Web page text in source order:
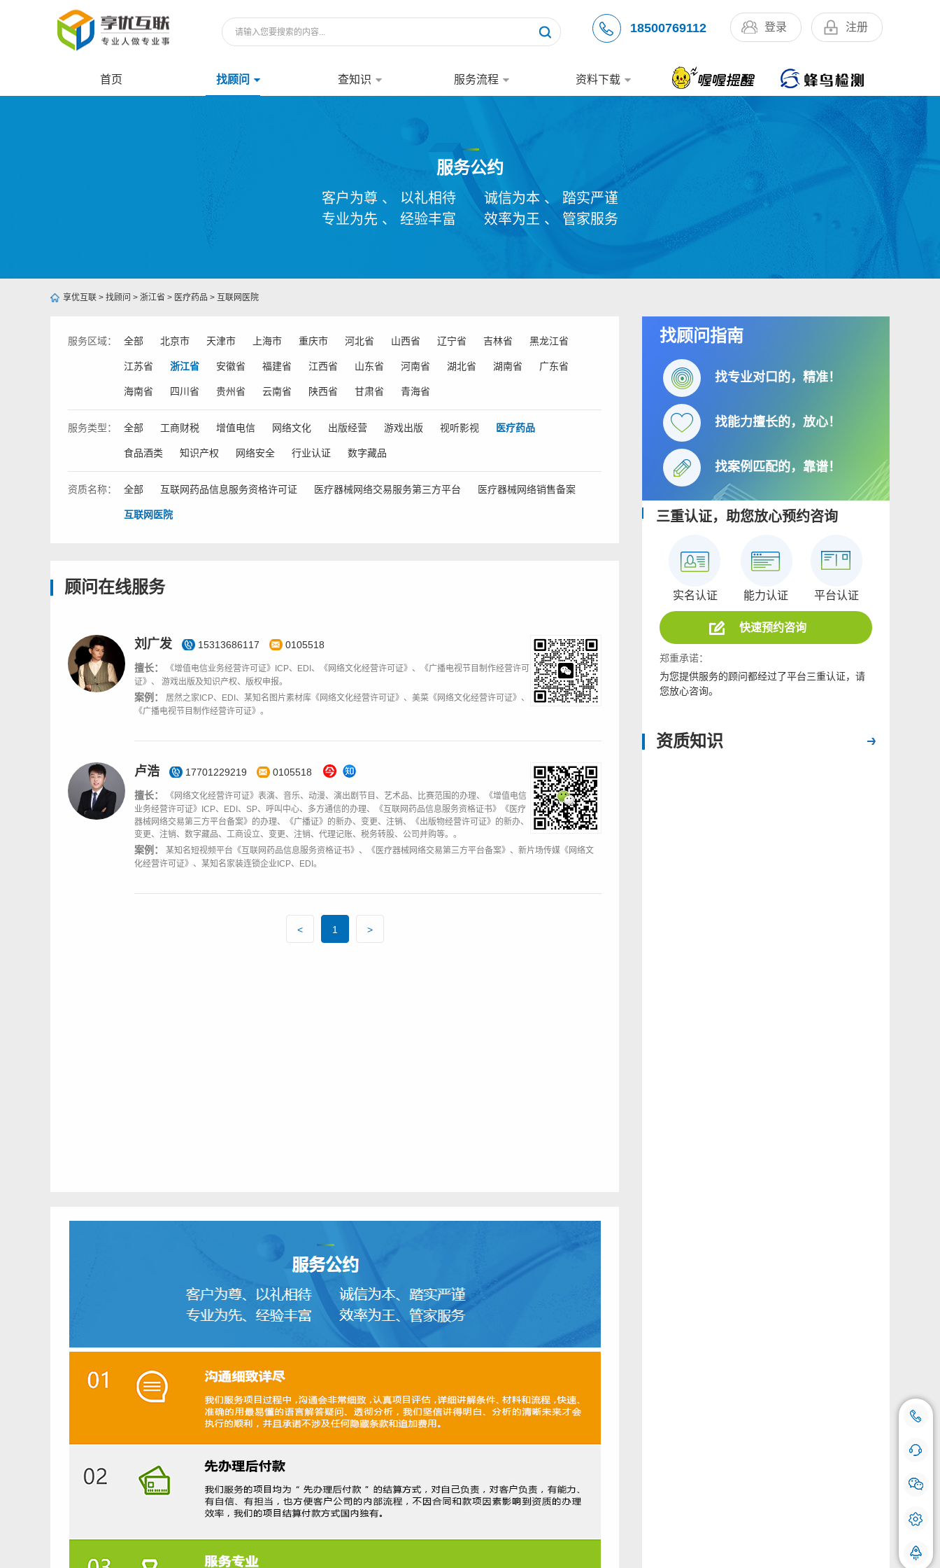
18500769112 登录 注册
首页 找顾问 查知识 服务流程 资料下载
服务公约
客户为尊 、 以礼相待
诚信为本 、 踏实严谨
专业为先 、 经验丰富
效率为王 、 管家服务
享优互联 > 找顾问 > 浙江省 > 医疗药品 > 互联网医院
服务区域： 全部 北京市 天津市 上海市 重庆市 河北省 山西省 辽宁省 吉林省 黑龙江省
江苏省 浙江省 安徽省 福建省 江西省 山东省 河南省 湖北省 湖南省 广东省
海南省 四川省 贵州省 云南省 陕西省 甘肃省 青海省
服务类型： 全部 工商财税 增值电信 网络文化 出版经营 游戏出版 视听影视 医疗药品
食品酒类 知识产权 网络安全 行业认证 数字藏品
资质名称： 全部 互联网药品信息服务资格许可证 医疗器械网络交易服务第三方平台 医疗器械网络销售备案
互联网医院
顾问在线服务
刘广发 15313686117 0105518
擅长：
《增值电信业务经营许可证》ICP、EDI、《网络文化经营许可证》、《广播电视节目制作经营许可
证》、 游戏出版及知识产权、版权申报。
案例：
居然之家ICP、EDI、某知名图片素材库《网络文化经营许可证》、美菜《网络文化经营许可证》、
《广播电视节目制作经营许可证》。
卢浩 17701229219 0105518
擅长：
《网络文化经营许可证》表演、音乐、动漫、演出剧节目、艺术品、比赛范围的办理、《增值电信
业务经营许可证》ICP、EDI、SP、呼叫中心、多方通信的办理、《互联网药品信息服务资格证书》《医疗
器械网络交易第三方平台备案》的办理、《广播证》的新办、变更、注销、《出版物经营许可证》的新办、
变更、注销、数字藏品、工商设立、变更、注销、代理记账、税务转股、公司并购等。。
案例：
某知名短视频平台《互联网药品信息服务资格证书》、《医疗器械网络交易第三方平台备案》、新片场传媒《网络文
化经营许可证》、某知名家装连锁企业ICP、EDI。
< 1 >
找顾问指南
找专业对口的，精准！
找能力擅长的，放心！
找案例匹配的，靠谱！
三重认证，助您放心预约咨询
实名认证 能力认证 平台认证
快速预约咨询
郑重承诺：
为您提供服务的顾问都经过了平台三重认证，请
您放心咨询。
资质知识